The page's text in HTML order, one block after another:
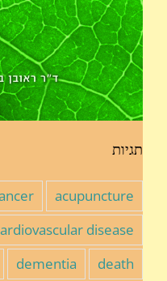
תגיות
acupuncture
disease
death
dementia